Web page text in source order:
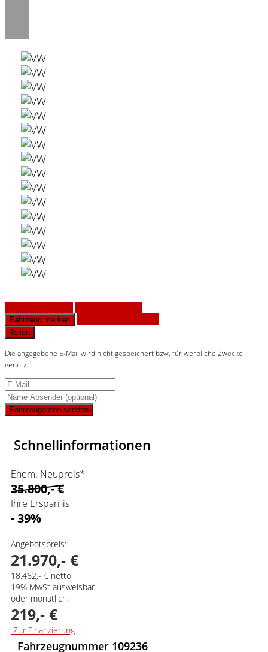
Fahrzeug merken
Teilen
Die angegebene E-Mail wird nicht gespeichert bzw. für werbliche Zwecke
genutzt
Fahrzeugdaten senden
Schnellinformationen
Ehem. Neupreis*
35.800,- €
Ihre Ersparnis
- 39%
Angebotspreis:
21.970,- €
18.462,- € netto
19% MwSt ausweisbar
oder monatlich:
219,- €
Zur Finanzierung
Fahrzeugnummer 109236